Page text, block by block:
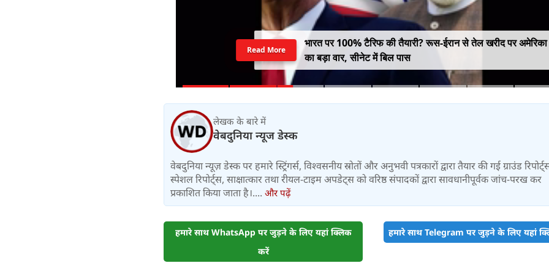
भारत पर 100% टैरिफ की तैयारी? रूस-ईरान से तेल खरीद पर अमेरिका
का बड़ा वार, सीनेट में बिल पास
Read More
लेखक के बारे में
वेबदुनिया न्यूज डेस्क
वेबदुनिया न्यूज़ डेस्क पर हमारे स्ट्रिंगर्स, विश्वसनीय स्रोतों और अनुभवी पत्रकारों द्वारा तैयार की गई ग्राउंड
स्पेशल रिपोर्ट्स, साक्षात्कार तथा रीयल-टाइम अपडेट्स को वरिष्ठ संपादकों द्वारा सावधानीपूर्वक जांच-परख कर
प्रकाशित किया जाता है।.... और पढ़ें
हमारे साथ WhatsApp पर जुड़ने के लिए यहां क्लिक
करें
हमारे साथ Telegram पर जुड़ने के लिए यहां